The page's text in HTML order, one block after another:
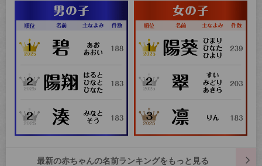
最新の赤ちゃんの名前ランキングをもっと見る